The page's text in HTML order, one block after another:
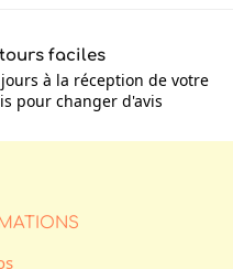
faciles
à la réception de votre
pour changer d'avis